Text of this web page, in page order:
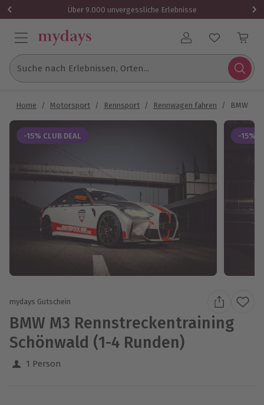
Über 9.000 unvergessliche Erlebnisse
Benutzerkonto
Suche nach Erlebnissen, Orten...
Home / Motorsport / Rennsport / Rennwagen fahren / BMW
-15% CLUB DEAL -15%
mydays Gutschein
BMW M3 Rennstreckentraining
Schönwald (1-4 Runden)
1 Person